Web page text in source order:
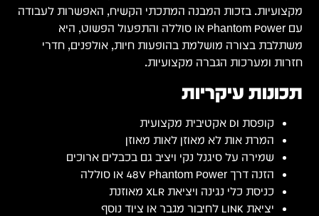
מקצועיות. בזכות המבנה המתכתי הקשיח, האפשרות לעבודה
עם Phantom Power או סוללה והתפעול הפשוט, היא
משתלבת בצורה מושלמת בהופעות חיות, אולפנים, חדרי
חזרות ומערכות הגברה מקצועיות.
תכונות עיקריות
קופסת DI אקטיבית מקצועית
המרת אות לא מאוזן לאות מאוזן
שמירה על סיגנל נקי ויציב גם בכבלים ארוכים
הזנה דרך Phantom Power ‏48V או סוללה
כניסת כלי נגינה ויציאת XLR מאוזנת
יציאת LINK לחיבור מגבר או ציוד נוסף